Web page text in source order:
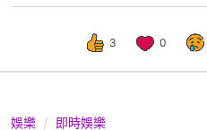
3 0
娛樂 即時娛樂